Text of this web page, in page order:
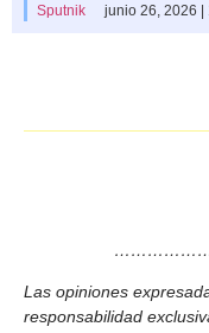
Sputnik junio 26, 2026 |
Las opiniones
responsabilidad